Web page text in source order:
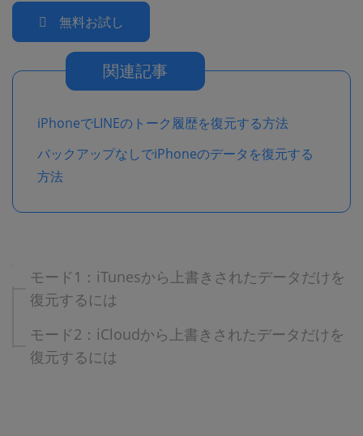
無料お試し
関連記事
iPhoneでLINEのトーク履歴を復元する方法
バックアップなしでiPhoneのデータを復元する
方法
モード1：iTunesから上書きされたデータだけを
復元するには
モード2：iCloudから上書きされたデータだけを
復元するには